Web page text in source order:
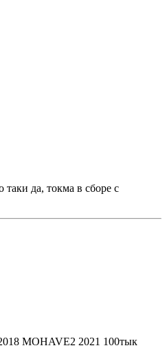
да, токма в сборе с
MOHAVE2 2021 100тык